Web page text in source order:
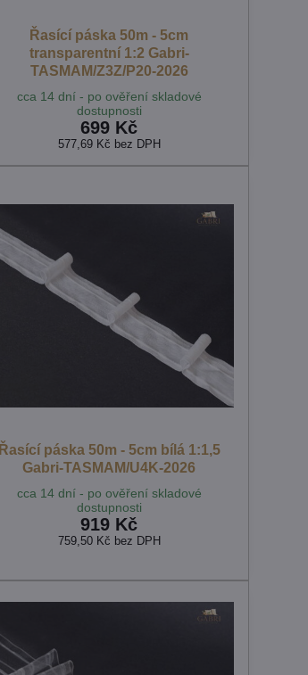
Řasící páska 50m - 5cm
transparentní 1:2 Gabri-
TASMAM/Z3Z/P20-2026
cca 14 dní - po ověření skladové
dostupnosti
699 Kč
577,69 Kč bez DPH
Řasící páska 50m - 5cm bílá 1:1,5
Gabri-TASMAM/U4K-2026
cca 14 dní - po ověření skladové
dostupnosti
919 Kč
759,50 Kč bez DPH